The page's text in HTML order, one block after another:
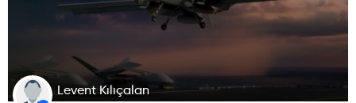
Levent Kılıçalan